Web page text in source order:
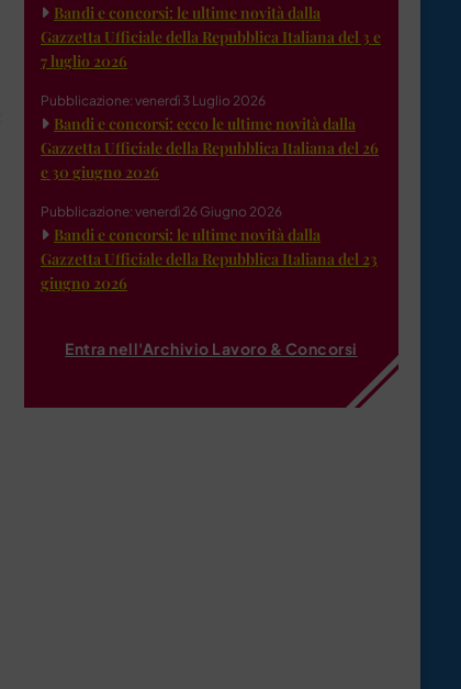
Bandi e concorsi: le ultime novità dalla
Gazzetta Ufficiale della Repubblica Italiana del 3 e
7 luglio 2026
Pubblicazione: venerdì 3 Luglio 2026
Bandi e concorsi: ecco le ultime novità dalla
Gazzetta Ufficiale della Repubblica Italiana del 26
e 30 giugno 2026
Pubblicazione: venerdì 26 Giugno 2026
Bandi e concorsi: le ultime novità dalla
Gazzetta Ufficiale della Repubblica Italiana del 23
giugno 2026
Entra nell'Archivio Lavoro & Concorsi